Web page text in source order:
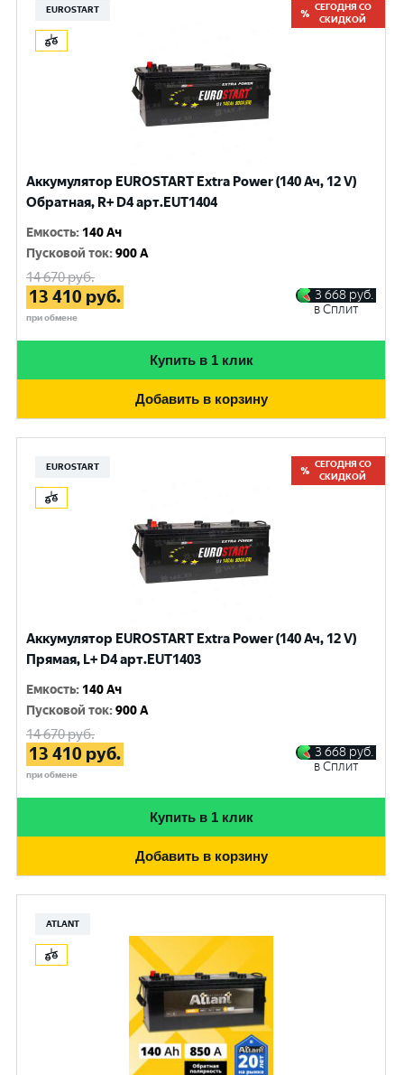
EUROSTART
СЕГОДНЯ СО
СКИДКОЙ
Аккумулятор EUROSTART Extra Power (140 Ач, 12 V)
Обратная, R+ D4 арт.EUT1404
Емкость: 140 Ач
Пусковой ток:900 A
14 670руб.
13 410 руб.
при обмене
3 668 руб.
в Сплит
Купить в 1 клик
Добавить в корзину
EUROSTART
СЕГОДНЯ СО
СКИДКОЙ
Аккумулятор EUROSTART Extra Power (140 Ач, 12 V)
Прямая, L+ D4 арт.EUT1403
Емкость: 140 Ач
Пусковой ток:900 A
14 670руб.
13 410 руб.
при обмене
3 668 руб.
в Сплит
Купить в 1 клик
Добавить в корзину
ATLANT